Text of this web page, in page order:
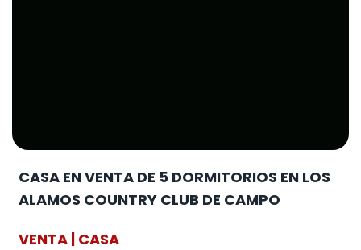
CASA EN VENTA DE 5 DORMITORIOS EN LOS
ALAMOS COUNTRY CLUB DE CAMPO
VENTA | CASA